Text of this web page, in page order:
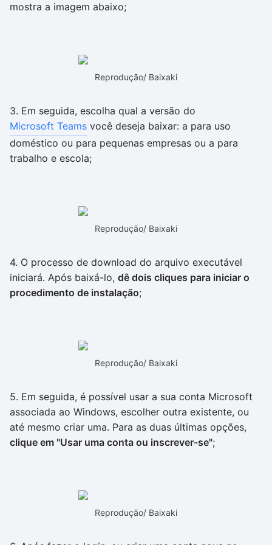
mostra a imagem abaixo;
Reprodução/ Baixaki
3. Em seguida, escolha qual a versão do
Microsoft Teams você deseja baixar: a para uso
doméstico ou para pequenas empresas ou a para
trabalho e escola;
Reprodução/ Baixaki
4. O processo de download do arquivo executável
iniciará. Após baixá-lo, dê dois cliques para iniciar o
procedimento de instalação;
Reprodução/ Baixaki
5. Em seguida, é possível usar a sua conta Microsoft
associada ao Windows, escolher outra existente, ou
até mesmo criar uma. Para as duas últimas opções,
clique em "Usar uma conta ou inscrever-se";
Reprodução/ Baixaki